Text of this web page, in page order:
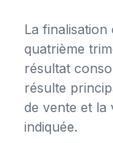
La
quatrième
résultat
résulte
de vente et la
indiquée.